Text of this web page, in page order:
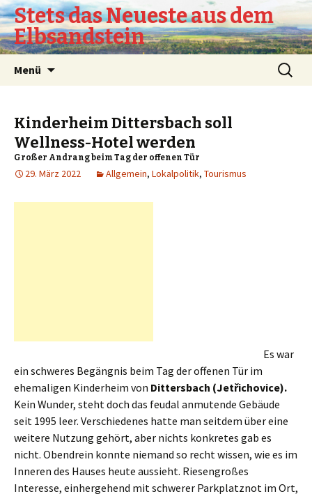
Stets das Neueste aus dem
Elbsandstein
Menü
Suchen
nach:
Kinderheim Dittersbach soll
Wellness-Hotel werden
Großer Andrang beim Tag der offenen Tür
29. März 2022 Allgemein, Lokalpolitik, Tourismus
Es war
ein schweres Begängnis beim Tag der offenen Tür im
ehemaligen Kinderheim von Dittersbach (Jetřichovice).
Kein Wunder, steht doch das feudal anmutende Gebäude
seit 1995 leer. Verschiedenes hatte man seitdem über eine
weitere Nutzung gehört, aber nichts konkretes gab es
nicht. Obendrein konnte niemand so recht wissen, wie es im
Inneren des Hauses heute aussieht. Riesengroßes
Interesse, einhergehend mit schwerer Parkplatznot im Ort,